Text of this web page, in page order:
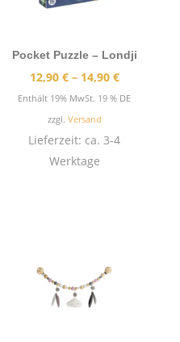
Pocket Puzzle – Londji
12,90 € – 14,90 €
12,90 €
14,90 €
Enthält 19% MwSt. 19 % DE
zzgl. Versand
Lieferzeit: ca. 3-4
Werktage